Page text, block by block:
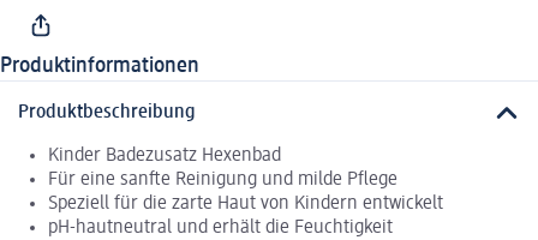
Produktinformationen
Produktbeschreibung
Kinder Badezusatz Hexenbad
Für eine sanfte Reinigung und milde Pflege
Speziell für die zarte Haut von Kindern entwickelt
pH-hautneutral und erhält die Feuchtigkeit